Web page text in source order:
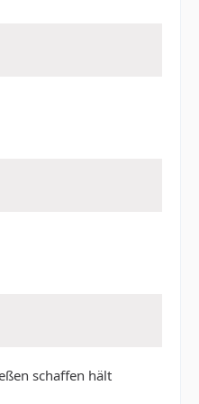
schaffen hält